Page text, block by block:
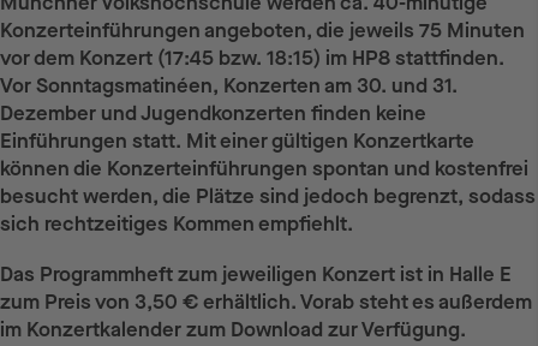
Konzerteinführungen angeboten, die jeweils 75 Minuten
vor dem Konzert (17:45 bzw. 18:15) im HP8 stattfinden.
Vor Sonntagsmatinéen, Konzerten am 30. und 31.
Dezember und Jugendkonzerten finden keine
Einführungen statt. Mit einer gültigen Konzertkarte
können die Konzerteinführungen spontan und kostenfrei
besucht werden, die Plätze sind jedoch begrenzt, sodass
sich rechtzeitiges Kommen empfiehlt.
Das Programmheft zum jeweiligen Konzert ist in Halle E
zum Preis von 3,50 € erhältlich. Vorab steht es außerdem
im Konzertkalender zum Download zur Verfügung.